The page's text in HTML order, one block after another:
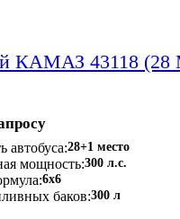
КАМАЗ 43118
автобуса 28+1 место
мощность 300 л.с.
6x6
баков 300 л